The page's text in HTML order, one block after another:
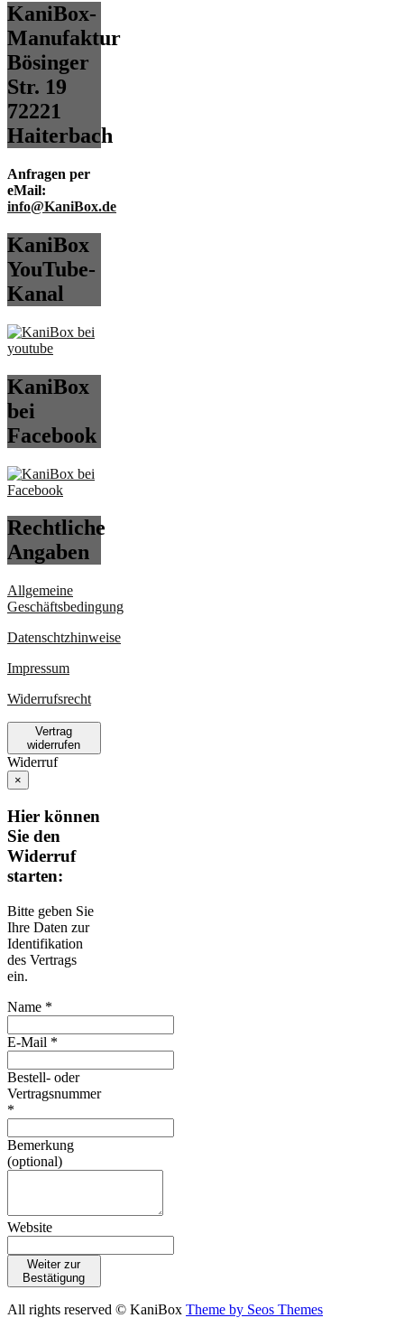
KaniBox-
Manufaktur
Bösinger
Str. 19
72221
Haiterbach
Anfragen per
eMail:
info@KaniBox.de
KaniBox
YouTube-
Kanal
KaniBox
bei
Facebook
Rechtliche
Angaben
Allgemeine
Geschäftsbedingung
Datenschtzhinweise
Impressum
Widerrufsrecht
Vertrag
widerrufen
Widerruf
×
Hier können
Sie den
Widerruf
starten:
Bitte geben Sie
Ihre Daten zur
Identifikation
des Vertrags
ein.
Name *
E-Mail *
Bestell- oder
Vertragsnummer
*
Bemerkung
(optional)
Website
Weiter zur
Bestätigung
All rights reserved © KaniBox Theme by Seos Themes